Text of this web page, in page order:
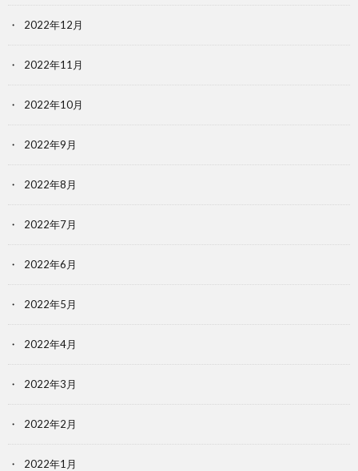
2022年12月
2022年11月
2022年10月
2022年9月
2022年8月
2022年7月
2022年6月
2022年5月
2022年4月
2022年3月
2022年2月
2022年1月